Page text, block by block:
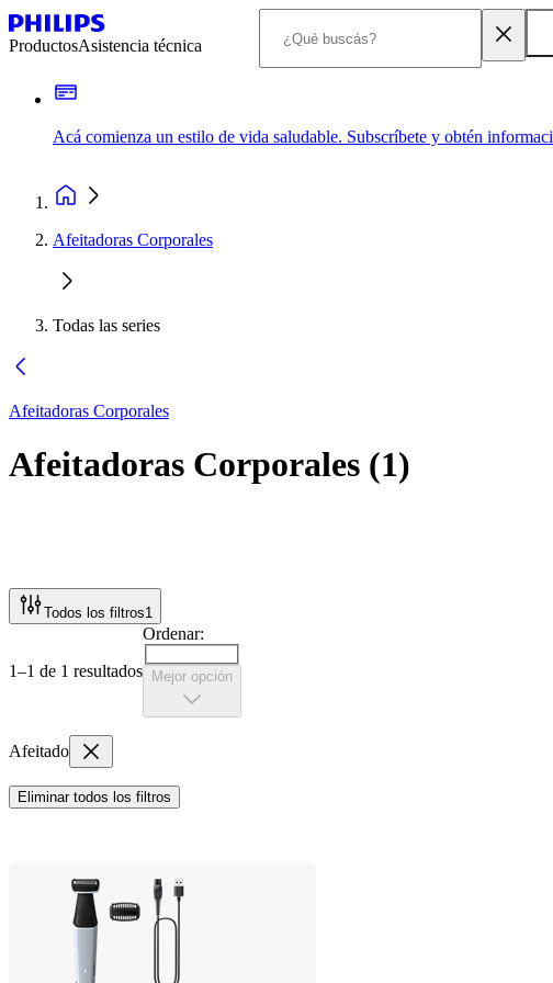
ProductosAsistencia técnica
Acá comienza un estilo de vida saludable. Subscríbete y obtén
Afeitadoras Corporales
Todas las series
Afeitadoras Corporales
Afeitadoras Corporales (1)
Todos los filtros1
1–1 de 1 resultados
Ordenar:
Mejor opción
Afeitado
Eliminar todos los filtros